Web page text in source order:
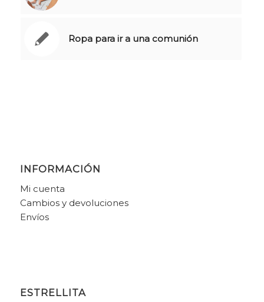
Ropa para ir a una comunión
INFORMACIÓN
Mi cuenta
Cambios y devoluciones
Envíos
ESTRELLITA